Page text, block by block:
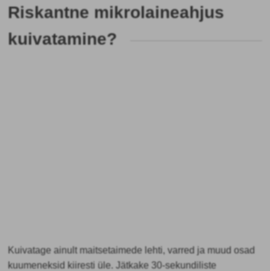
Riskantne mikrolaineahjus
kuivatamine?
Kuivatage ainult maitsetaimede lehti, varred ja muud osad
kuumeneksid kiiresti üle. Jätkake 30-sekundiliste